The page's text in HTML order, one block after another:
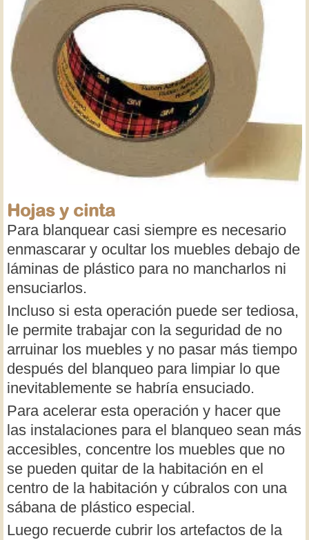
Hojas y cinta
Para blanquear casi siempre es necesario
enmascarar y ocultar los muebles debajo de
láminas de plástico para no mancharlos ni
ensuciarlos.
Incluso si esta operación puede ser tediosa,
le permite trabajar con la seguridad de no
arruinar los muebles y no pasar más tiempo
después del blanqueo para limpiar lo que
inevitablemente se habría ensuciado.
Para acelerar esta operación y hacer que
las instalaciones para el blanqueo sean más
accesibles, concentre los muebles que no
se pueden quitar de la habitación en el
centro de la habitación y cúbralos con una
sábana de plástico especial.
Luego recuerde cubrir los artefactos de la